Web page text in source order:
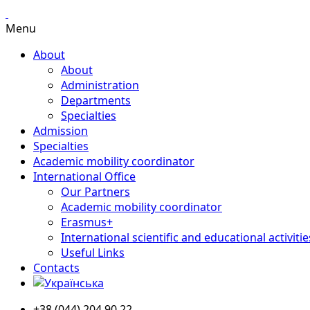
Menu
About
About
Administration
Departments
Specialties
Admission
Specialties
Academic mobility coordinator
International Office
Our Partners
Academic mobility coordinator
Erasmus+
International scientific and educational
Useful Links
Contacts